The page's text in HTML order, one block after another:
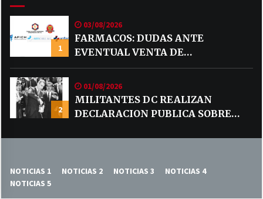
1
03/08/2026
FARMACOS: DUDAS ANTE
EVENTUAL VENTA DE
MEDICAMENTOS POR MERCADO
LIBRE
2
01/08/2026
MILITANTES DC REALIZAN
DECLARACION PUBLICA SOBRE
NOTICIAS 1 NOTICIAS 2 NOTICIAS 3
NOTICIAS 4
NOTICIAS 5